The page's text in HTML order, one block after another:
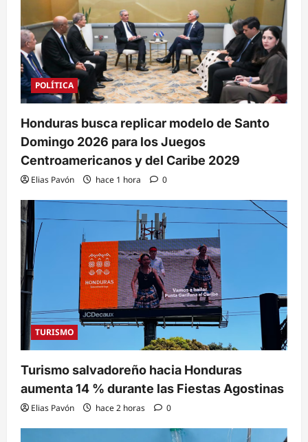
POLÍTICA
Honduras busca replicar modelo de Santo
Domingo 2026 para los Juegos
Centroamericanos y del Caribe 2029
Elias Pavón hace 1 hora 0
TURISMO
Turismo salvadoreño hacia Honduras
aumenta 14 % durante las Fiestas Agostinas
Elias Pavón hace 2 horas 0